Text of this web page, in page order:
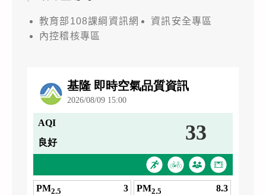
教育部108課綱資訊網
資訊安全專區
內控稽核專區